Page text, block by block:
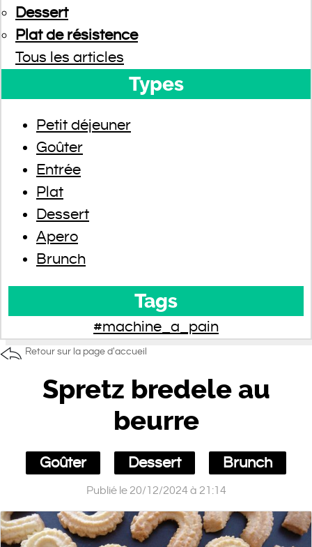
Dessert
Plat de résistence
Tous les articles
Types
Petit déjeuner
Goûter
Entrée
Plat
Dessert
Apero
Brunch
Tags
#machine_a_pain
Retour sur la page d'accueil
Spretz bredele au
beurre
Goûter Dessert Brunch
Publié le 20/12/2024 à 21:14